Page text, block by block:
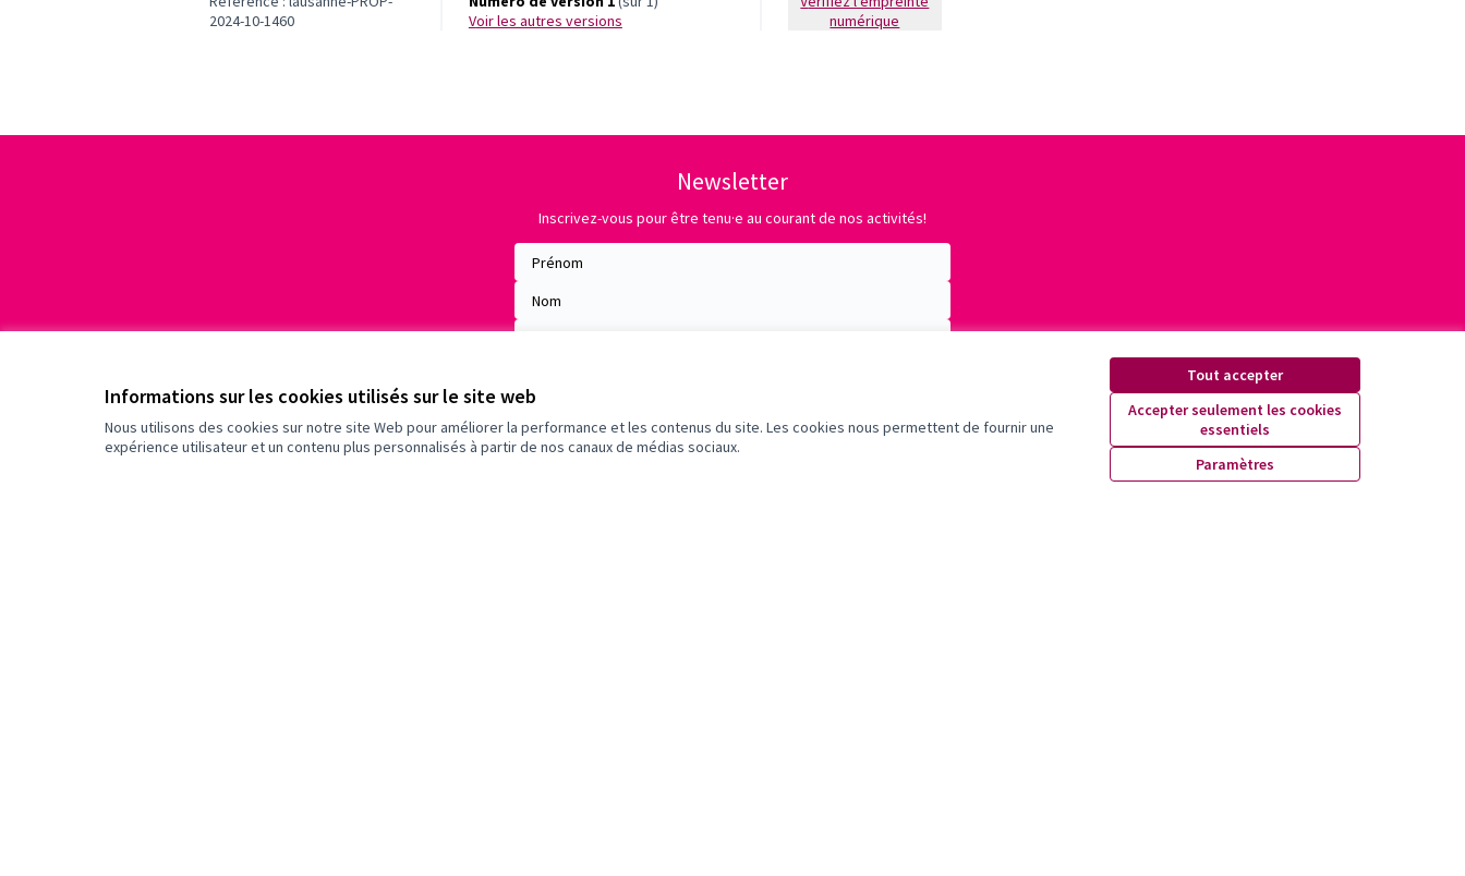
Informations sur les cookies utilisés sur le site web
Nous utilisons des cookies sur notre site Web pour améliorer la performance et les contenus du site. Les cookies nous permettent de fournir une
expérience utilisateur et un contenu plus personnalisés à partir de nos canaux de médias sociaux.
Tout accepter
Accepter seulement les cookies
essentiels
Paramètres
2024-10-1460
voir les autres versions
numérique
Newsletter
Inscrivez-vous pour être tenu·e au courant de nos activités!